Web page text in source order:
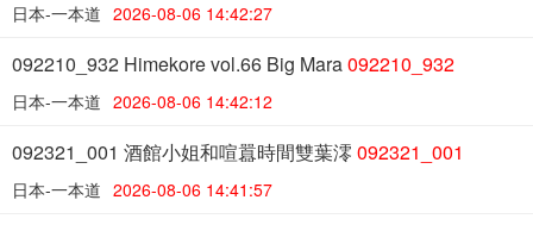
日本-一本道 2026-08-06 14:42:27
092210_932 Himekore vol.66 Big Mara092210_932
日本-一本道 2026-08-06 14:42:12
092321_001 酒館小姐和喧囂時間雙葉澪 092321_001
日本-一本道 2026-08-06 14:41:57